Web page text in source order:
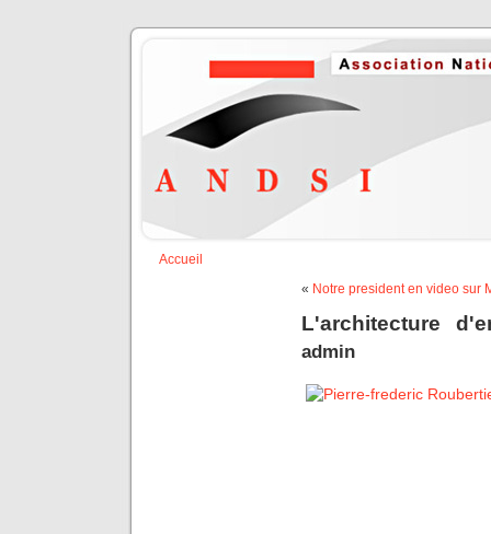
Accueil
« Notre president en video sur
L'architecture
admin